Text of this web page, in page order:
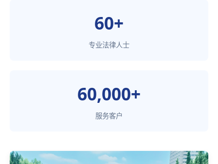
60+
专业法律人士
60,000+
服务客户